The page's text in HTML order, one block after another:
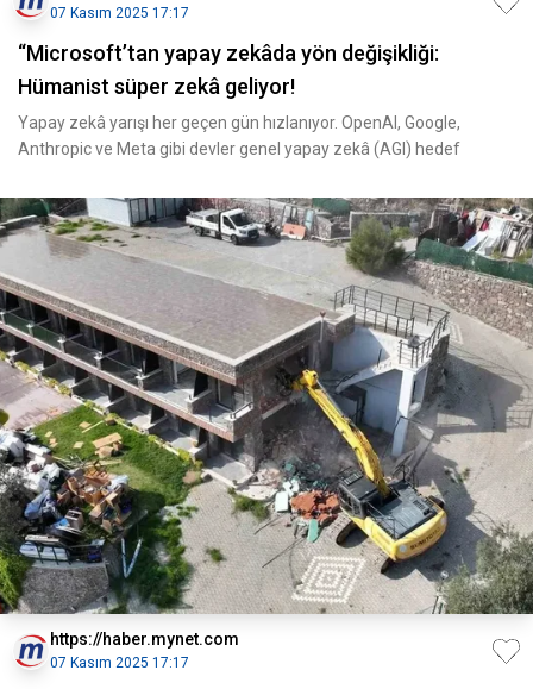
07 Kasım 2025 17:17
“Microsoft’tan yapay zekâda yön değişikliği:
Hümanist süper zekâ geliyor!
Yapay zekâ yarışı her geçen gün hızlanıyor. OpenAI, Google,
Anthropic ve Meta gibi devler genel yapay zekâ (AGI) hedef
https://haber.mynet.com
07 Kasım 2025 17:17